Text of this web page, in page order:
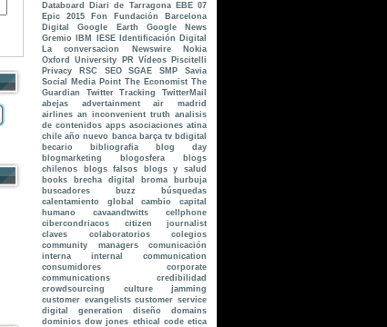
Databoard
Diari de Tarragona
EBE 07
Epic 2015
Fon
Fundación Barcelona
Digital
Google Earth
Google News
Gremio
IBM IESE
Identificación Digital
La conversacion
Newswire
Nokia
Oxford University
PR Vídeos
Piscitelli
Privacy
RSC SEO SGAE SMP
Savia
Social Media Point The Economist The
Guardian
Twitter Tracking
TwitterMail
abejas
advertainment
air madrid
airlines an inconvenient truth analisis
de contenidos apps asociaciones atina
chile año nuevo banca barça tv bdigital
becario
bibliografia
blog day
blogmarketing
blogosfera
blogs
chilenos
blogs falsos
blogs y salud
books
brecha digital broma
burbuja
buscadores
buzz
búsquedas
calentamiento global
cambio
capital
humano
cavaandtwitts
cellphone
cibercondriacos
citizen journalist
claves
colaboratorios
colegios
community managers
comunicación
interna internal communication
consumidores
corporate
communications
credibilidad
crowdsourcing
culture jamming
customer evangelists customer service
digital generation
diseño
domains
dominios dow jones ethical code etica